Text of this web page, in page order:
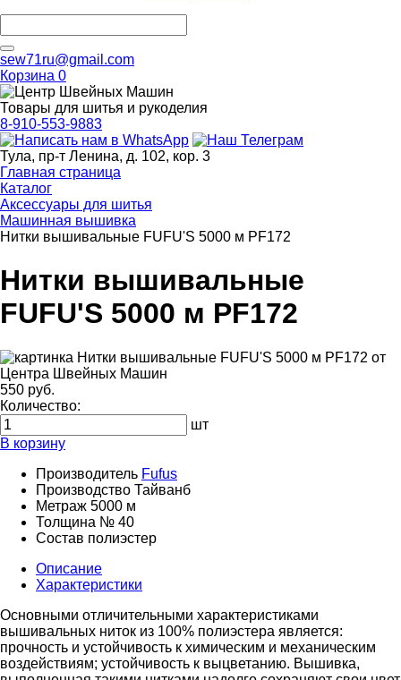
sew71ru@gmail.com
Корзина 0
Товары для шитья и рукоделия
8-910-553-9883
Тула, пр-т Ленина, д. 102, кор. 3
Главная страница
Каталог
Аксессуары для шитья
Машинная вышивка
Нитки вышивальные FUFU'S 5000 м PF172
Нитки вышивальные
FUFU'S 5000 м PF172
550 руб.
Количество:
шт
В корзину
Производитель Fufus
Производство Тайванб
Метраж 5000 м
Толщина № 40
Состав полиэстер
Описание
Характеристики
Основными отличительными характеристиками
вышивальных ниток из 100% полиэстера является:
прочность и устойчивость к химическим и механическим
воздействиям; устойчивость к выцветанию. Вышивка,